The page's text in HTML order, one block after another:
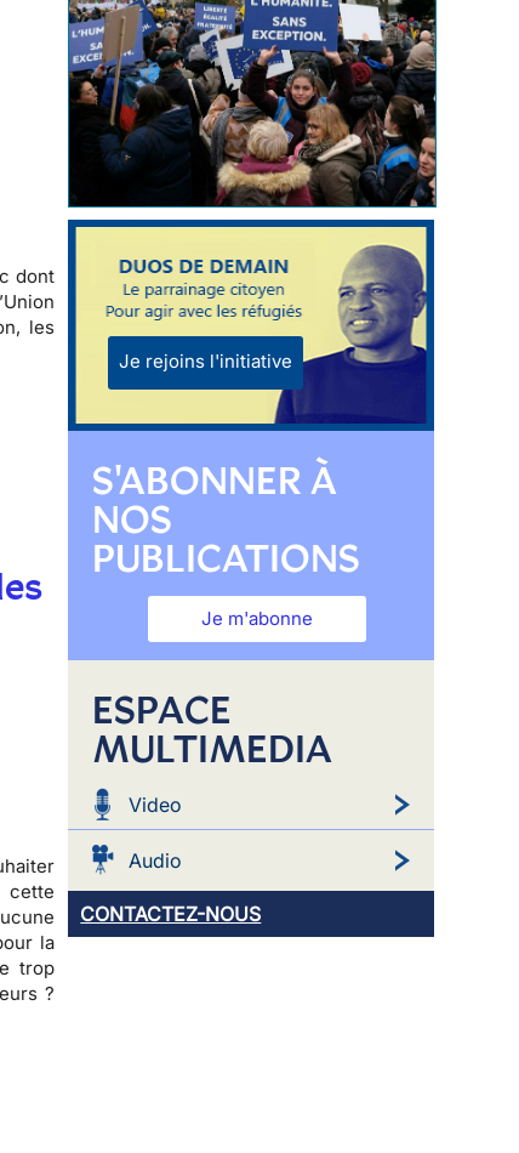
dont
les
cette
la
trop
?
Je rejoins l'initiative
S'ABONNER À
NOS
PUBLICATIONS
Je m'abonne
ESPACE
MULTIMEDIA
Video
Audio
CONTACTEZ-NOUS